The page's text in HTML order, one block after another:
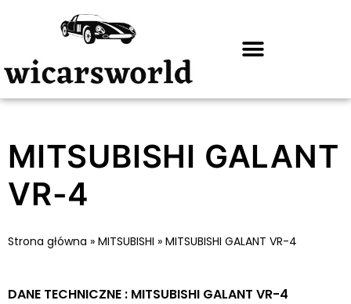
MITSUBISHI GALANT
VR-4
Strona główna » MITSUBISHI » MITSUBISHI GALANT VR-4
DANE TECHNICZNE : MITSUBISHI GALANT VR-4